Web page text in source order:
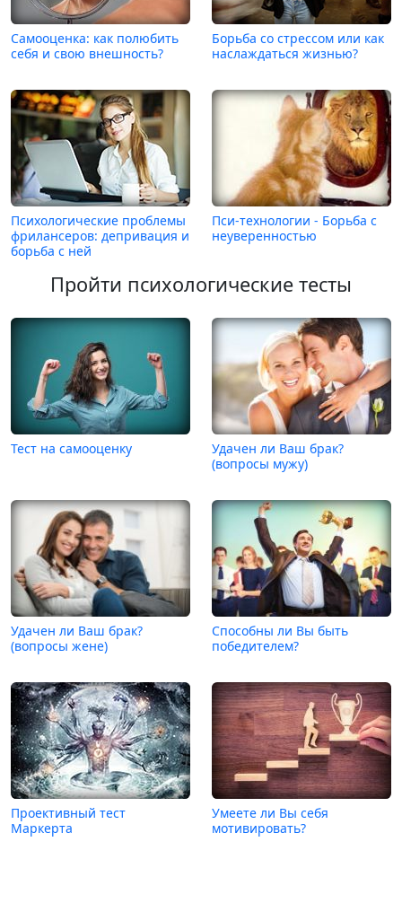
Самооценка: как полюбить
себя и свою внешность?
Борьба со стрессом или как
наслаждаться жизнью?
Психологические проблемы
фрилансеров: депривация и
борьба с ней
Пси-технологии - Борьба с
неуверенностью
Пройти психологические тесты
Тест на самооценку
Удачен ли Ваш брак?
(вопросы мужу)
Удачен ли Ваш брак?
(вопросы жене)
Способны ли Вы быть
победителем?
Проективный тест
Маркерта
Умеете ли Вы себя
мотивировать?